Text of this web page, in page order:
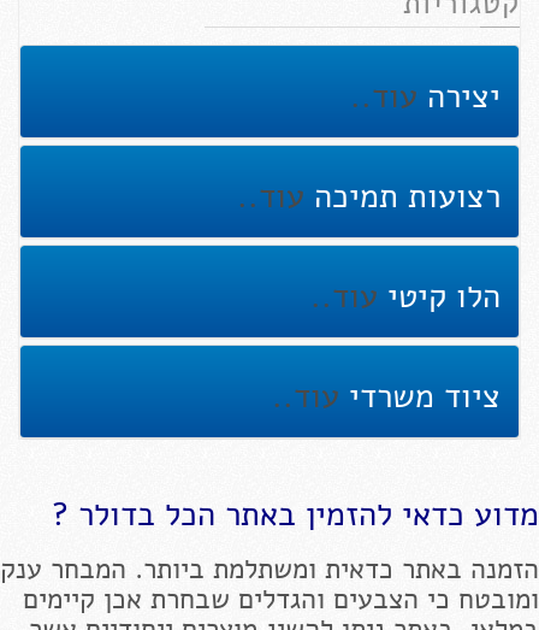
יצירה עוד..
רצועות תמיכה עוד..
הלו קיטי עוד..
ציוד משרדי עוד..
מדוע כדאי להזמין באתר הכל בדולר ?
הזמנה באתר כדאית ומשתלמת ביותר. המבחר ענק
ומובטח כי הצבעים והגדלים שבחרת אכן קיימים